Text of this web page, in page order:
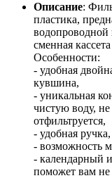
Описание:
пластика,
водопроводной
сменная
Особенности:
- удобная
кувшина,
- уникальная
чистую воду, не
отфильтруется,
- удобная ручка,
- возможность
- календарный
поможет вам не